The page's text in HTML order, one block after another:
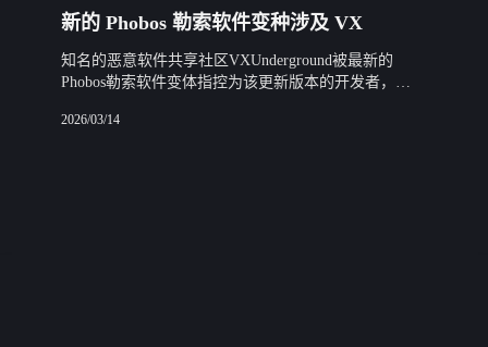
新的 Phobos 勒索软件变种涉及 VX
知名的恶意软件共享社区VXUnderground被最新的
Phobos勒索软件变体指控为该更新版本的开发者，
2026/03/14